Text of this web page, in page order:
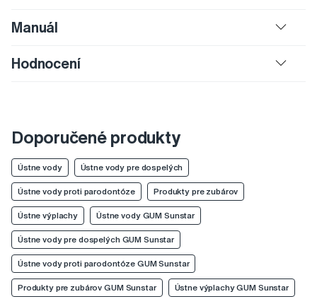
Manuál
Hodnocení
Doporučené produkty
Ústne vody Ústne vody pre dospelých
Ústne vody proti parodontóze Produkty pre zubárov
Ústne výplachy Ústne vody GUM Sunstar
Ústne vody pre dospelých GUM Sunstar
Ústne vody proti parodontóze GUM Sunstar
Produkty pre zubárov GUM Sunstar Ústne výplachy GUM Sunstar